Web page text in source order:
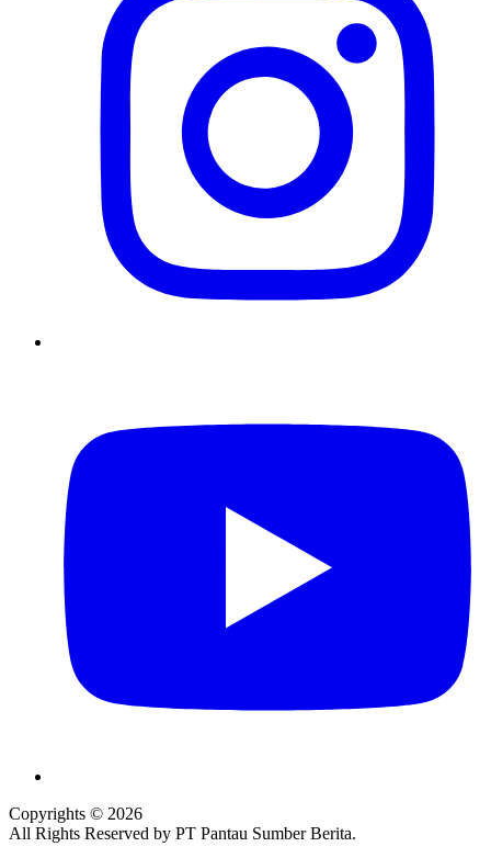
Copyrights © 2026
All Rights Reserved by PT Pantau Sumber Berita.